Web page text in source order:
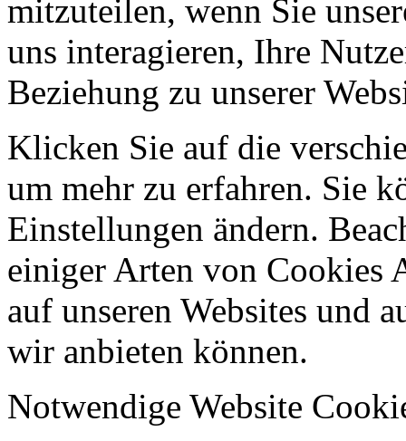
mitzuteilen, wenn Sie
uns interagieren, Ihre
Beziehung zu unserer
Klicken Sie auf die
um mehr zu erfahren. Sie
Einstellungen ändern.
einiger Arten von Cookies
auf unseren Websites und
wir anbieten können.
Notwendige Website